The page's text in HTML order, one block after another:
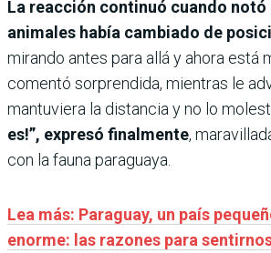
La reacción continuó cuando notó
animales había cambiado de
mirando antes para allá y ahora está
comentó sorprendida, mientras le
mantuviera la distancia y no lo
es!”, expresó finalmente,
con la fauna paraguaya.
Lea más: Paraguay, un país
enorme: las razones para